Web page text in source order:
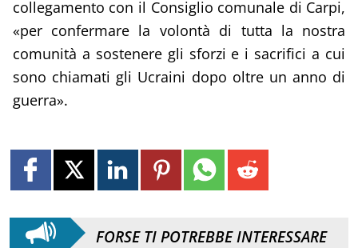
collegamento con il Consiglio comunale di Carpi,
«per confermare la volontà di tutta la nostra
comunità a sostenere gli sforzi e i sacrifici a cui
sono chiamati gli Ucraini dopo oltre un anno di
guerra».
FORSE TI POTREBBE INTERESSARE